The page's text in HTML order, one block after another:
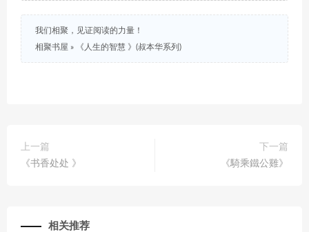
我们相聚，见证阅读的力量！
相聚书屋 » 《人生的智慧 》(叔本华系列)
上一篇
《书香处处 》
下一篇
《騎乘鐵公雞》
相关推荐